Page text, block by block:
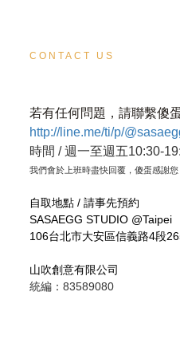
CONTACT US
若有任何問題，請聯繫傻
http://line.me/ti/p/
時間 / 週一至週五10:30-
我們會於上班時盡快回覆，傻蛋感謝您
自取地點 / 請事先預約
SASAEGG STUDIO @Taipei
106台北市大安區信義路4段
山吹創意有限公司
統編：83589080